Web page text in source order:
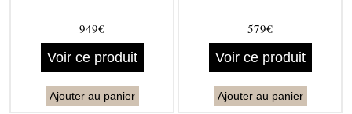
949€
Voir ce produit
Ajouter au panier
579€
Voir ce produit
Ajouter au panier